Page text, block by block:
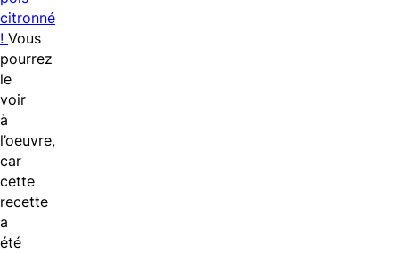
citronné
! Vous
pourrez
le
voir
à
l’oeuvre,
car
cette
recette
a
été